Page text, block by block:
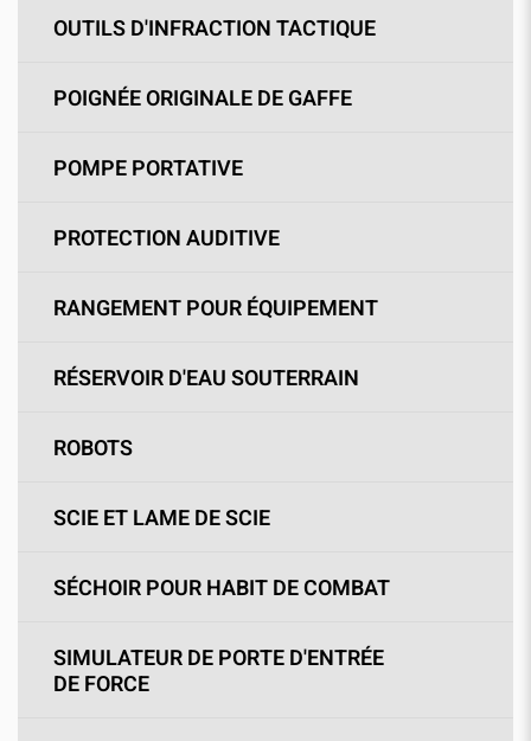
OUTILS D'INFRACTION TACTIQUE
POIGNÉE ORIGINALE DE GAFFE
POMPE PORTATIVE
PROTECTION AUDITIVE
RANGEMENT POUR ÉQUIPEMENT
RÉSERVOIR D'EAU SOUTERRAIN
ROBOTS
SCIE ET LAME DE SCIE
SÉCHOIR POUR HABIT DE COMBAT
SIMULATEUR DE PORTE D'ENTRÉE
DE FORCE